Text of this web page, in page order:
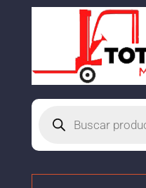
productos